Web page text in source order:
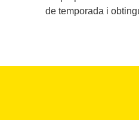
de temporada i